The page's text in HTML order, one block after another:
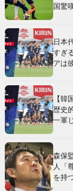
国驚
日本
すぎ
アは
【韓
歴史
一軍
森保
人「
を持